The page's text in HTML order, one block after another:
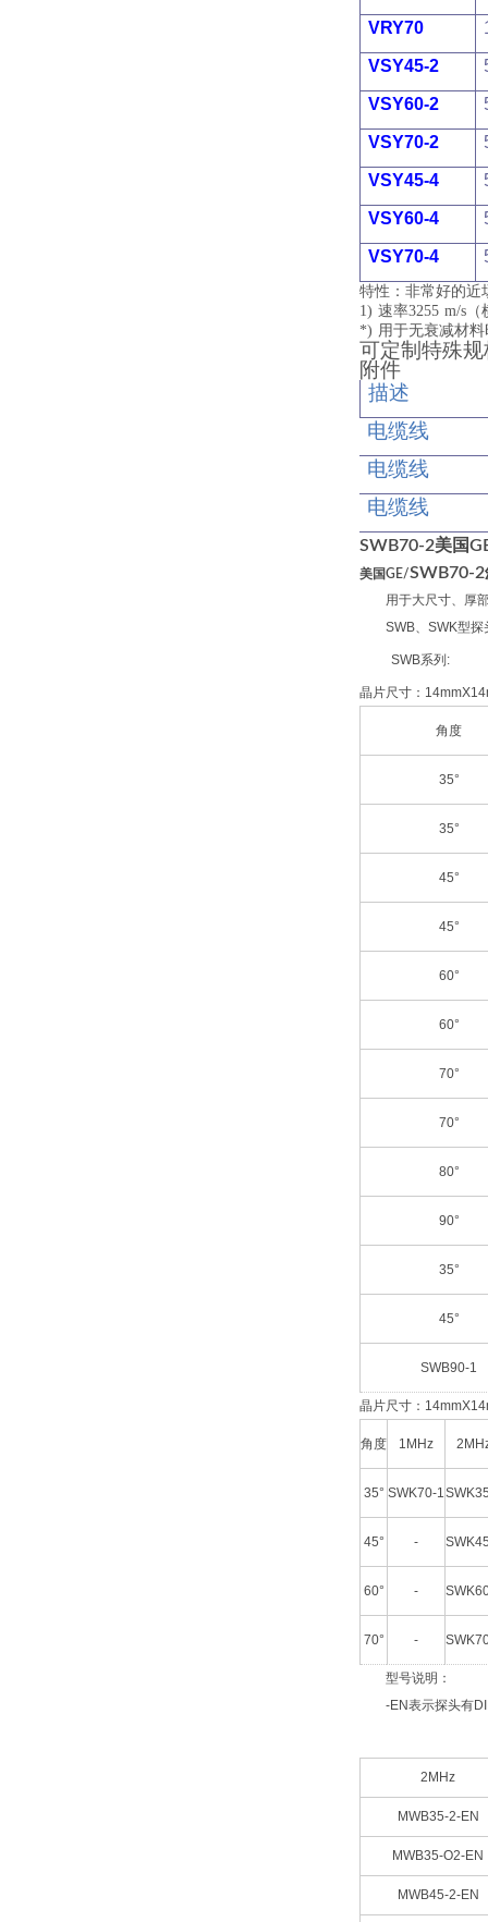
VRY70
VSY45-2
VSY60-2
VSY70-2
VSY45-4
VSY60-4
VSY70-4
特性：非常好的近
1) 速率3255 m/s
*) 用于无衰减材
可定制特殊规
附件
描述
电缆线
电缆线
电缆线
SWB70-2美国
美国GE/SWB70-
用于大尺寸、厚
SWB、SWK型
SWB系列:
晶片尺寸：
角度
35°
35°
45°
45°
60°
60°
70°
70°
80°
90°
35°
45°
SWB90-1
晶片尺寸：
角度 1MHz
35° SWK70-1
45° -
60° -
70° -
型号说明：
-EN表示探头有
2MHz
MWB35-2-EN
MWB35-O2-EN
MWB45-2-EN